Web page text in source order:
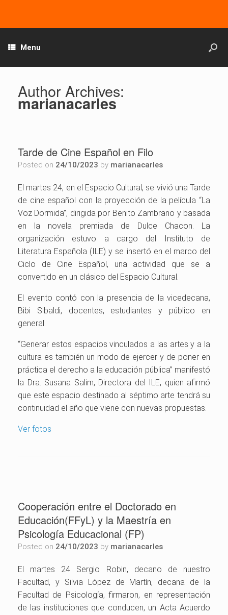
Menu
Author Archives:
marianacarles
Tarde de Cine Español en Filo
Posted on 24/10/2023 by marianacarles
El martes 24, en el Espacio Cultural, se vivió una Tarde
de cine español con la proyección de la película “La
Voz Dormida”, dirigida por Benito Zambrano y basada
en la novela premiada de Dulce Chacon. La
organización estuvo a cargo del Instituto de
Literatura Española (ILE) y se insertó en el marco del
Ciclo de Cine Español, una actividad que se a
convertido en un clásico del Espacio Cultural.
El evento contó con la presencia de la vicedecana,
Bibi Sibaldi, docentes, estudiantes y público en
general.
“Generar estos espacios vinculados a las artes y a la
cultura es también un modo de ejercer y de poner en
práctica el derecho a la educación pública” manifestó
la Dra. Susana Salim, Directora del ILE, quien afirmó
que este espacio destinado al séptimo arte tendrá su
continuidad el año que viene con nuevas propuestas.
Ver fotos
Cooperación entre el Doctorado en
Educación(FFyL) y la Maestría en
Psicología Educacional (FP)
Posted on 24/10/2023 by marianacarles
El martes 24 Sergio Robin, decano de nuestro
Facultad, y Silvia López de Martín, decana de la
Facultad de Psicología, firmaron, en representación
de las instituciones que conducen, un Acta Acuerdo